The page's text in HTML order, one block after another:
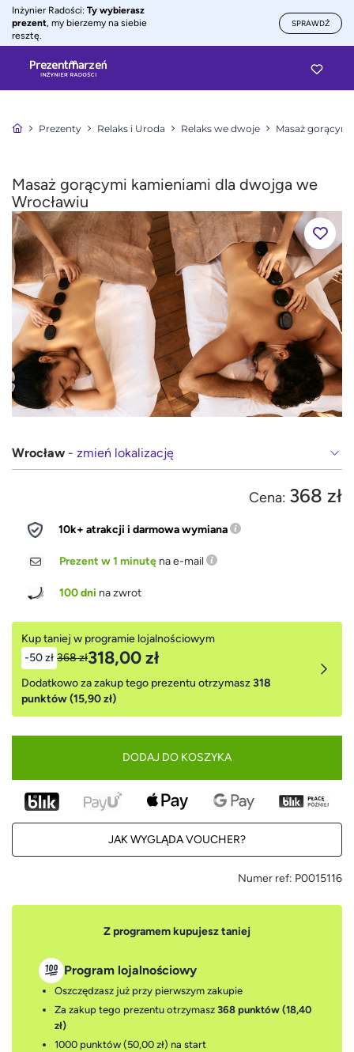
Inżynier Radości: Ty wybierasz
prezent, my bierzemy na siebie
resztę.
SPRAWDŹ
Prezenty Relaks i Uroda Relaks we dwoje Masaż
Masaż gorącymi kamieniami dla dwojga we
Wrocławiu
Wrocław - zmień lokalizację
Cena: 368 zł
10k+ atrakcji i darmowa wymiana
Prezent w 1 minutę na e-mail
100 dni na zwrot
Kup taniej w programie lojalnościowym
-50 zł 368 zł318,00 zł
Dodatkowo za zakup tego prezentu otrzymasz318
punktów (15,90 zł)
DODAJ DO KOSZYKA
JAK WYGLĄDA VOUCHER?
Numer ref: P0015116
Z programem kupujesz taniej
Program lojalnościowy
Oszczędzasz już przy pierwszym zakupie
Za zakup tego prezentu otrzymasz 368 punktów (18,40
zł)
1000 punktów (50,00 zł) na start